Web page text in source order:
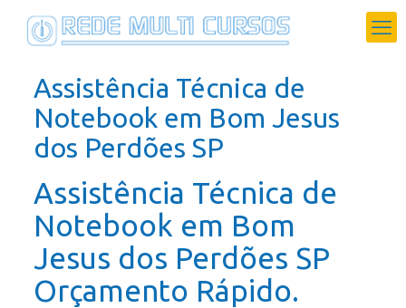
Assistência Técnica de
Notebook em Bom Jesus
dos Perdões SP
Assistência Técnica de
Notebook em Bom
Jesus dos Perdões SP
Orçamento Rápido.